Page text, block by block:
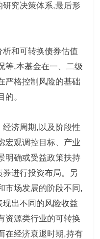
究决策体系,最后形
和可转换债券估值
等,本基金在一、二级
严格控制风险的基础
。
济周期,以及阶段性
宏观调控目标、产业
明确或受益政策扶持
进行投资布局。另
市场发展的阶段不同,
出不同的风险收益
资源类行业的可转换
在经济衰退时期,持有